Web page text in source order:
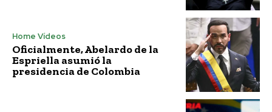
Home Vídeos
Oficialmente, Abelardo de la
Espriella asumió la
presidencia de Colombia